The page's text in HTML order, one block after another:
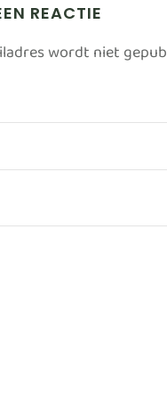
REACTIE
wordt niet